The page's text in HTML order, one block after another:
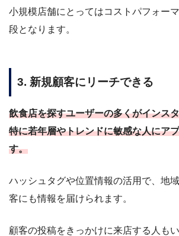
小規模店舗にとってはコストパフォー
段となります。
3. 新規顧客にリーチできる
飲食店を探すユーザーの多くがインス
特に若年層やトレンドに敏感な人にア
す。
ハッシュタグや位置情報の活用で、地
客にも情報を届けられます。
顧客の投稿をきっかけに来店する人も